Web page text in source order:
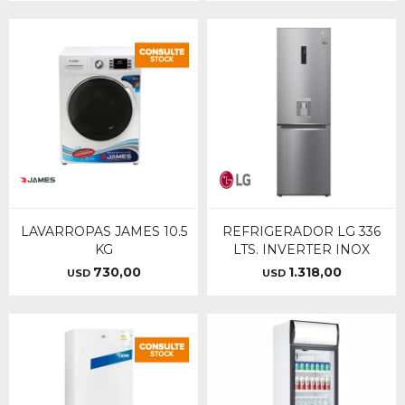
LAVARROPAS JAMES 10.5
KG
USD 730,00
REFRIGERADOR LG 336
LTS. INVERTER INOX
USD 1.318,00